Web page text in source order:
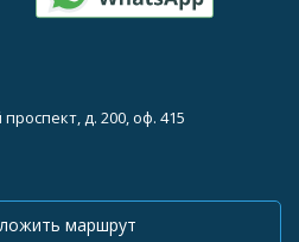
д. 200, оф. 415
маршрут